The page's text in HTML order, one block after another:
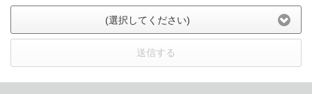
(選択してください)
送信する